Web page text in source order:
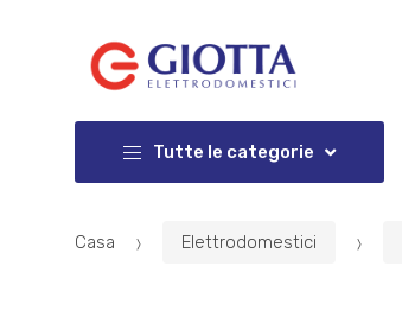
navigazione
contenuto
Tutte le categorie
Casa Elettrodomestici